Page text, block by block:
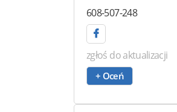
608-507-248
zgłoś do aktualizacji
+ Oceń